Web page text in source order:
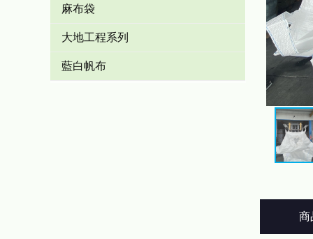
麻布袋
大地工程系列
藍白帆布
商